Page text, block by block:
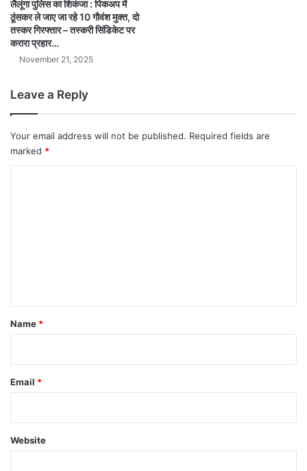
लैलूंगा पुलिस का शिकंजा : पिकअप में
ठूंसकर ले जाए जा रहे 10 गौवंश मुक्त, दो
तस्कर गिरफ्तार – तस्करी सिंडिकेट पर
करारा प्रहार…
November 21, 2025
Leave a Reply
Your email address will not be published. Required fields are
marked *
*
Name *
Email *
Website